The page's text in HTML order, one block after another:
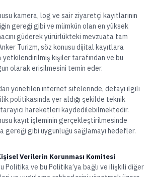
kamera, log ve sair ziyaretçi kayıtlarının
gereği gibi ve mümkün olan en yüksek
güderek yürürlükteki mevzuata tam
Turizm, söz konusu dijital kayıtlara
yetkilendirilmiş kişiler tarafından ve bu
olarak erişilmesini temin eder.
yönetilen internet sitelerinde, detayı ilgili
politikasında yer aldığı şekilde teknik
hareketleri kaydedilebilmektedir.
kayıt işleminin gerçekleştirilmesinde
gereği gibi uygunluğu sağlamayı hedefler.
Verilerin Korunması Komitesi
Politika ve bu Politika’ya bağlı ve ilişkili diğer